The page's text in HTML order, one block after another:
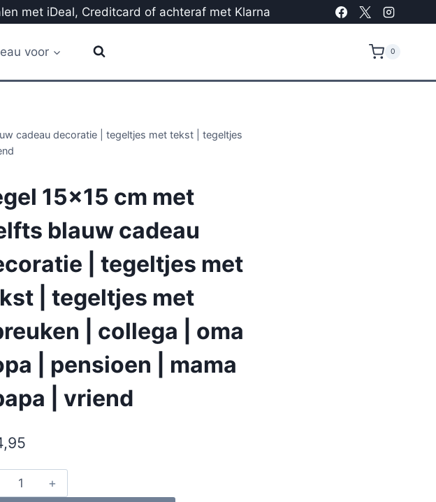
met iDeal, Creditcard of achteraf met Klarna
voor 0
cadeau decoratie | tegeltjes met tekst | tegeltjes
15×15 cm met
blauw cadeau
| tegeltjes met
| tegeltjes met
| collega | oma
| pensioen | mama
| vriend